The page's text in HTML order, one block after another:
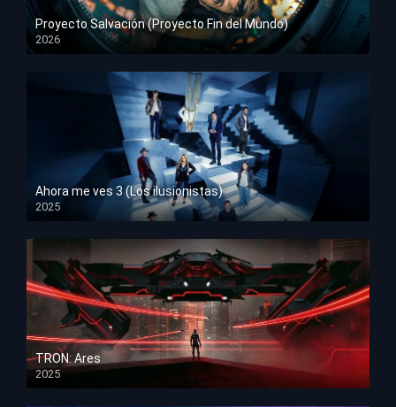
Proyecto Salvación (Proyecto Fin del Mundo)
2026
HD 1080p
Ahora me ves 3 (Los ilusionistas)
2025
HD 1080p
TRON: Ares
2025
HD 1080p